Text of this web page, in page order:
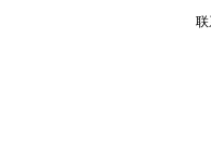
联